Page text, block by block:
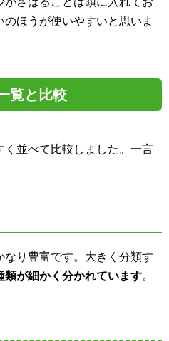
ほうが使いやすいと思いま
覧と比較
並べて比較しました。一言
なり豊富です。大きく分類す
類が細かく分かれています。